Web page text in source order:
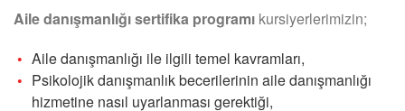
Aile danışmanlığı sertifika programı kursiyerlerimizin;
Aile danışmanlığı ile ilgili temel kavramları,
Psikolojik danışmanlık becerilerinin aile danışmanlığı
hizmetine nasıl uyarlanması gerektiği,